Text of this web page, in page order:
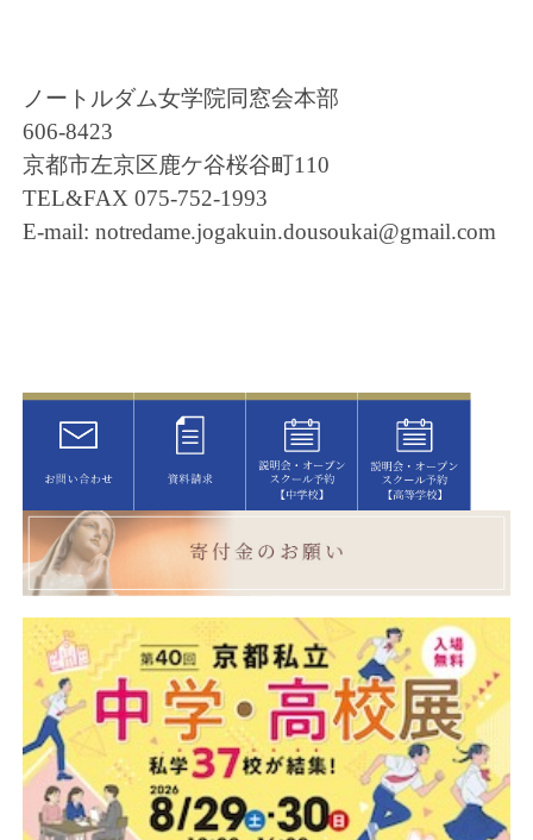
ノートルダム女学院同窓会本部
606-8423
京都市左京区鹿ケ谷桜谷町110
TEL&FAX 075-752-1993
E-mail: notredame.jogakuin.dousoukai@gmail.com